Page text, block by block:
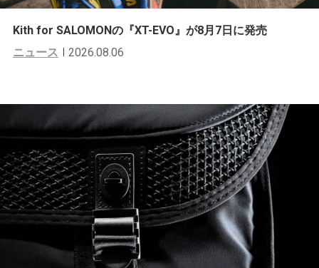
Kith for SALOMONの『XT-EVO』が8月7日に発売
ニュース
2026.08.06